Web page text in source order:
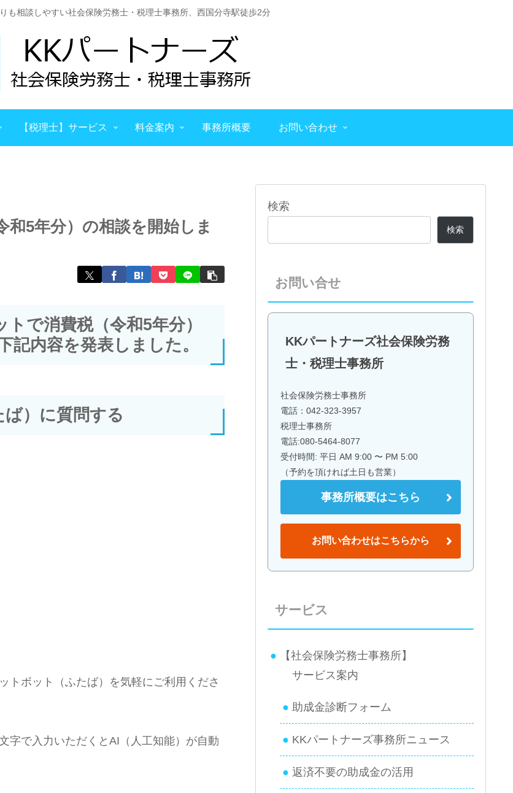
も相談しやすい社会保険労務士・税理士事務所、西国分寺駅徒歩2分
【税理士】サービス 料金案内 事務所概要 お問い合わせ
5年分）の相談を開始しま
で消費税（令和5年分）
記内容を発表しました。
）に質問する
トボット（ふたば）を気軽にご利用くださ
字で入力いただくとAI（人工知能）が自動
検索
検索
お問い合せ
KKパートナーズ社会保険労務
士・税理士事務所
社会保険労務士事務所
電話：042-323-3957
税理士事務所
電話:080-5464-8077
受付時間: 平日 AM 9:00 〜 PM 5:00
（予約を頂ければ土日も営業）
事務所概要はこちら
お問い合わせはこちらから
サービス
【社会保険労務士事務所】
サービス案内
助成金診断フォーム
KKパートナーズ事務所ニュース
返済不要の助成金の活用